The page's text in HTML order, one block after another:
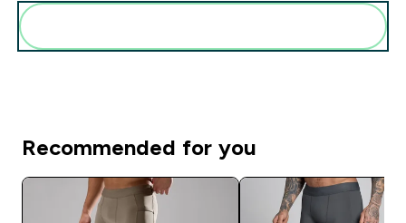
Recommended for you